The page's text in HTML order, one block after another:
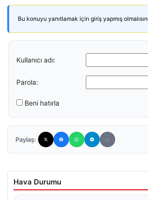
Bu konuyu yanıtlamak için giriş yapmış
Kullanıcı adı:
Parola:
Beni hatırla
Paylaş:
Hava Durumu